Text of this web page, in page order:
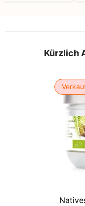
Kürzlich